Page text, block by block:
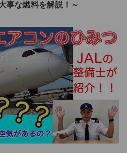
事な燃料を解説！～